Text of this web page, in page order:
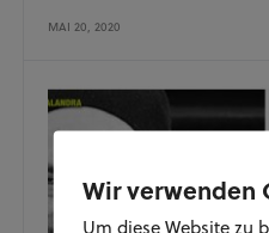
MAI 20, 2020
Wir verwenden
Um diese Website zu